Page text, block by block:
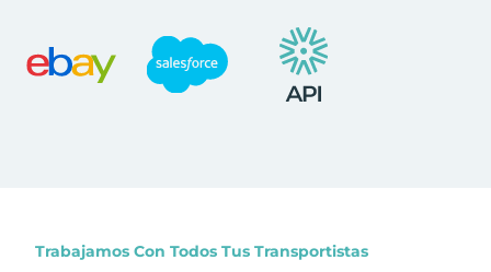
Trabajamos Con Todos Tus Transportistas